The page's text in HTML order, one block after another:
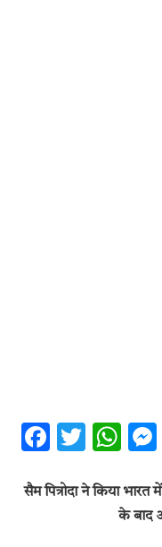
सैम पित्रोदा ने किया
के बाद